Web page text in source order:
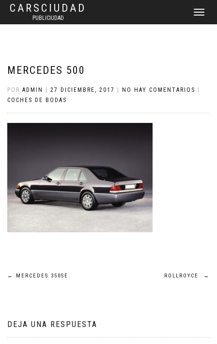
CARSCIUDAD
PUBLICIUDAD
CAMBIAR
MERCEDES 500
POR ADMIN 27 DICIEMBRE, 2017 NO HAY COMENTARIOS
COCHES DE BODAS
Navegación
entradas
← MERCEDES 350SE ROLLROYCE →
DEJA UNA RESPUESTA